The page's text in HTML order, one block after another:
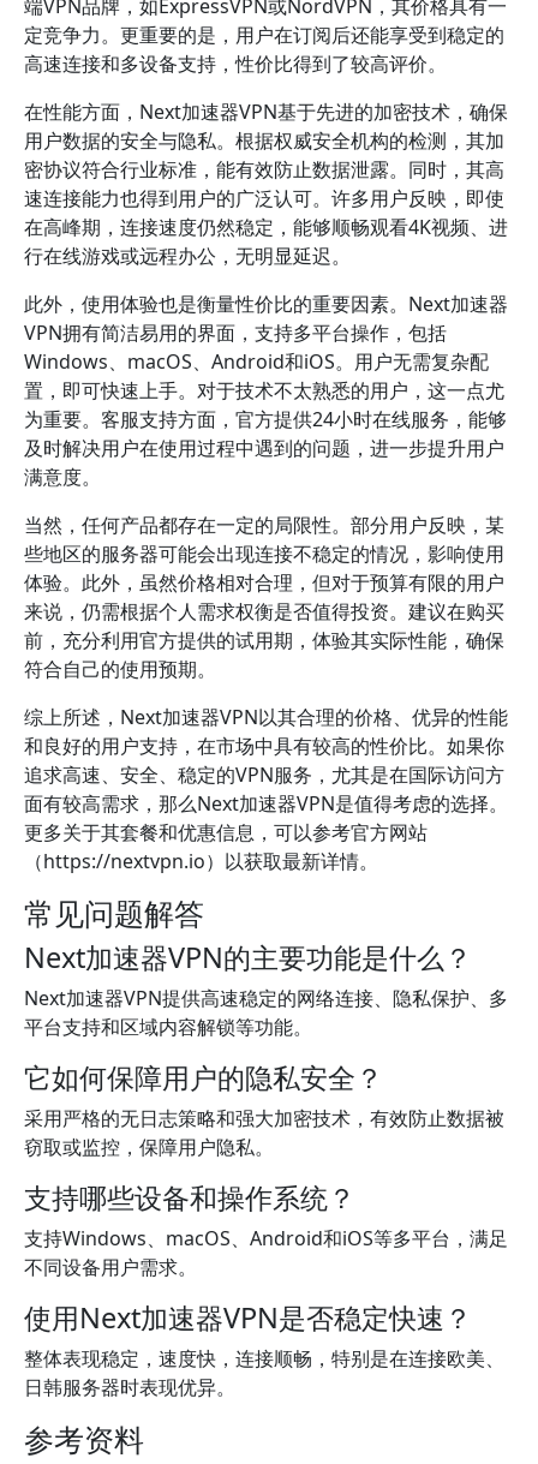
端VPN品牌，如ExpressVPN或NordVPN，其价格具有一
定竞争力。更重要的是，用户在订阅后还能享受到稳定的
高速连接和多设备支持，性价比得到了较高评价。
在性能方面，Next加速器VPN基于先进的加密技术，确保
用户数据的安全与隐私。根据权威安全机构的检测，其加
密协议符合行业标准，能有效防止数据泄露。同时，其高
速连接能力也得到用户的广泛认可。许多用户反映，即使
在高峰期，连接速度仍然稳定，能够顺畅观看4K视频、进
行在线游戏或远程办公，无明显延迟。
此外，使用体验也是衡量性价比的重要因素。Next加速器
VPN拥有简洁易用的界面，支持多平台操作，包括
Windows、macOS、Android和iOS。用户无需复杂配
置，即可快速上手。对于技术不太熟悉的用户，这一点尤
为重要。客服支持方面，官方提供24小时在线服务，能够
及时解决用户在使用过程中遇到的问题，进一步提升用户
满意度。
当然，任何产品都存在一定的局限性。部分用户反映，某
些地区的服务器可能会出现连接不稳定的情况，影响使用
体验。此外，虽然价格相对合理，但对于预算有限的用户
来说，仍需根据个人需求权衡是否值得投资。建议在购买
前，充分利用官方提供的试用期，体验其实际性能，确保
符合自己的使用预期。
综上所述，Next加速器VPN以其合理的价格、优异的性能
和良好的用户支持，在市场中具有较高的性价比。如果你
追求高速、安全、稳定的VPN服务，尤其是在国际访问方
面有较高需求，那么Next加速器VPN是值得考虑的选择。
更多关于其套餐和优惠信息，可以参考官方网站
（https://nextvpn.io）以获取最新详情。
常见问题解答
Next加速器VPN的主要功能是什么？
Next加速器VPN提供高速稳定的网络连接、隐私保护、多
平台支持和区域内容解锁等功能。
它如何保障用户的隐私安全？
采用严格的无日志策略和强大加密技术，有效防止数据被
窃取或监控，保障用户隐私。
支持哪些设备和操作系统？
支持Windows、macOS、Android和iOS等多平台，满足
不同设备用户需求。
使用Next加速器VPN是否稳定快速？
整体表现稳定，速度快，连接顺畅，特别是在连接欧美、
日韩服务器时表现优异。
参考资料